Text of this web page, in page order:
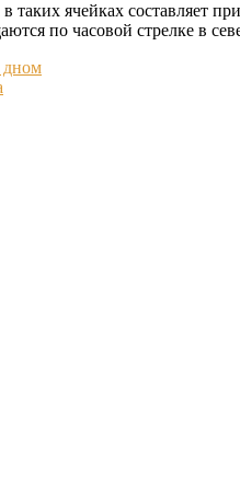
таких ячейках
по часовой стрелке в
дном